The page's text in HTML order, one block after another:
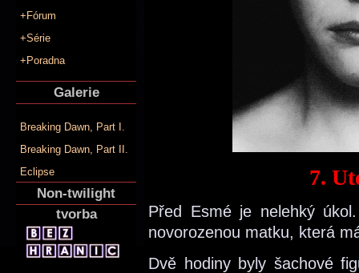
+Fórum
+Série
+Poradna
Galerie
Breaking Dawn, Part I.
Breaking Dawn, Part II.
Eclipse
Non-twilight
tvorba
7.
Před Esmé je nelehký
novorozenou matku, která
Dvě hodiny byly šachové